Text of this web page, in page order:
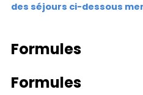
des séjours ci-dessous
Formules
Formules